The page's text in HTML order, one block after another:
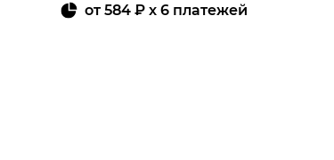
от584 ₽ x 6 платежей